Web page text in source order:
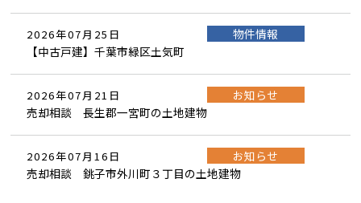
2026年07月25日
物件情報
【中古戸建】千葉市緑区土気町
2026年07月21日
お知らせ
売却相談 長生郡一宮町の土地建物
2026年07月16日
お知らせ
売却相談 銚子市外川町３丁目の土地建物